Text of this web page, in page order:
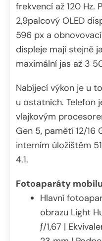
frekvencí až 120 Hz.
2,9palcový OLED
596 px a
displeje mají stejně
maximální jas až 3
Nabíjecí výkon je u
u ostatních. Telefon
vlajkovým
Gen 5, pamětí 12/16
interním úložištěm
4.1.
Fotoaparáty
Hlavní
obrazu Light
ƒ/1,67 |